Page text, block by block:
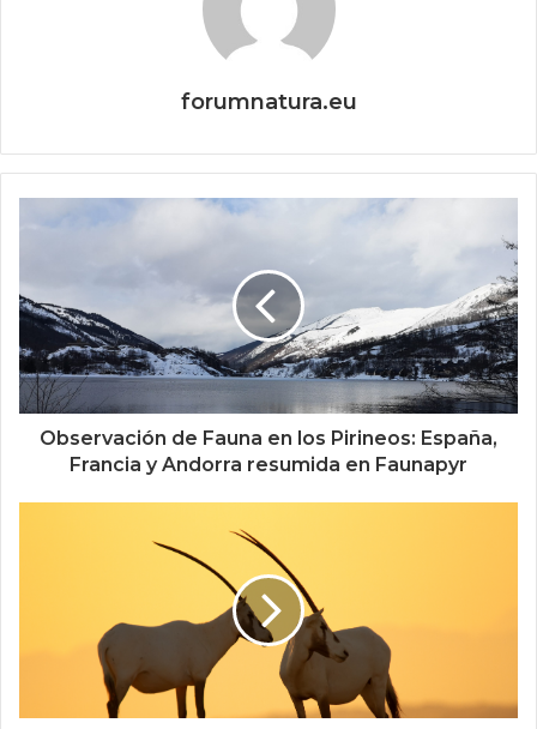
forumnatura.eu
Observación de Fauna en los Pirineos: España,
Francia y Andorra resumida en Faunapyr